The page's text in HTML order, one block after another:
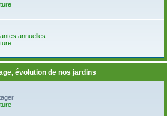
annuelles
évolution de nos jardins